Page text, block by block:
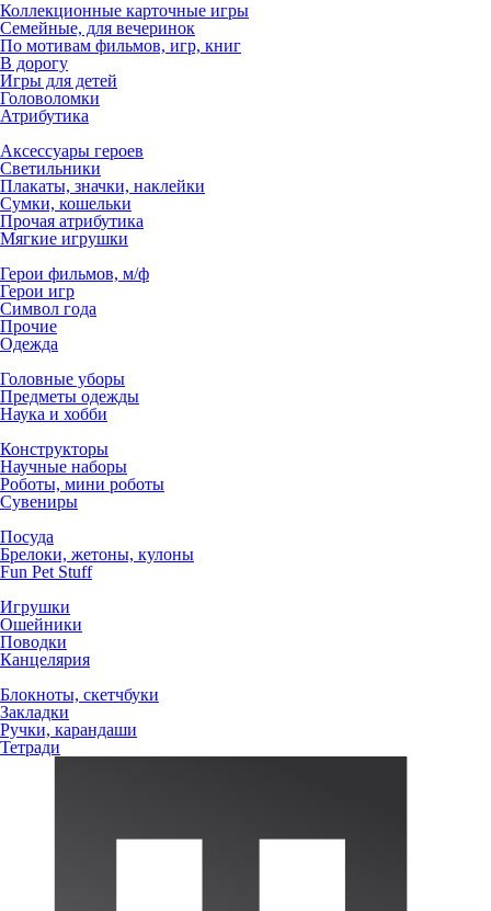
Коллекционные карточные игры
Семейные, для вечеринок
По мотивам фильмов, игр, книг
В дорогу
Игры для детей
Головоломки
Атрибутика
Аксессуары героев
Светильники
Плакаты, значки, наклейки
Сумки, кошельки
Прочая атрибутика
Мягкие игрушки
Герои фильмов, м/ф
Герои игр
Символ года
Прочие
Одежда
Головные уборы
Предметы одежды
Наука и хобби
Конструкторы
Научные наборы
Роботы, мини роботы
Сувениры
Посуда
Брелоки, жетоны, кулоны
Fun Pet Stuff
Игрушки
Ошейники
Поводки
Канцелярия
Блокноты, скетчбуки
Закладки
Ручки, карандаши
Тетради